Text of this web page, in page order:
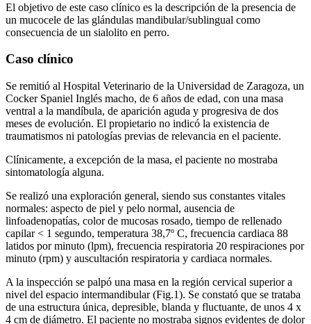
El objetivo de este caso clínico es la descripción de la presencia de
un mucocele de las glándulas mandibular/sublingual como
consecuencia de un sialolito en perro.
Caso clínico
Se remitió al Hospital Veterinario de la Universidad de Zaragoza, un
Cocker Spaniel Inglés macho, de 6 años de edad, con una masa
ventral a la mandíbula, de aparición aguda y progresiva de dos
meses de evolución. El propietario no indicó la existencia de
traumatismos ni patologías previas de relevancia en el paciente.
Clínicamente, a excepción de la masa, el paciente no mostraba
sintomatología alguna.
Se realizó una exploración general, siendo sus constantes vitales
normales: aspecto de piel y pelo normal, ausencia de
linfoadenopatías, color de mucosas rosado, tiempo de rellenado
capilar < 1 segundo, temperatura 38,7º C, frecuencia cardiaca 88
latidos por minuto (lpm), frecuencia respiratoria 20 respiraciones por
minuto (rpm) y auscultación respiratoria y cardiaca normales.
A la inspección se palpó una masa en la región cervical superior a
nivel del espacio intermandibular (Fig.1). Se constató que se trataba
de una estructura única, depresible, blanda y fluctuante, de unos 4 x
4 cm de diámetro. El paciente no mostraba signos evidentes de dolor